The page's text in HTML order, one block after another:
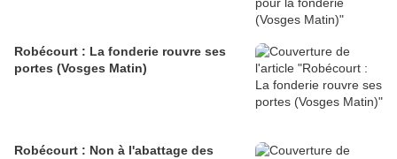
Robécourt : La fonderie rouvre ses
portes (Vosges Matin)
Robécourt : Non à l'abattage des